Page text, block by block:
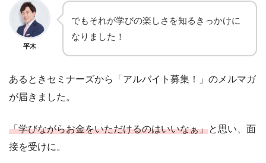
平木
でもそれが学びの楽しさを知るきっかけに
なりました！
あるときセミナーズから「アルバイト募集！」のメルマガ
が届きました。
「学びながらお金をいただけるのはいいなぁ」と思い、面
接を受けに。